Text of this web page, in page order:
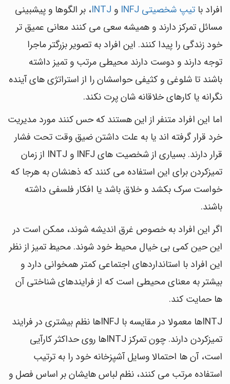
افراد با تیپ شخصیتی INFJ و INTJ، بر الگوها و پیشبینی
مسائل تمرکز دارند و همیشه سعی می کنند معانی عمیق تر
خود زندگی را پیدا کنند. این افراد به تصویر بزرگتر ماجرا
توجه دارند و دوست دارند محیطی مرتب و تمیز داشته
باشند تا شلوغی و کثیفی حواسشان را از استراتژی های آینده
نگرانه یا کارهای خلاقانه شان پرت نکند.
اما این افراد متنفر از این هستند که حس کنند مورد مدیریت
خرد قرار گرفته اند یا به علت داشتن ضیق وقت تحت فشار
قرار دارند. بسیاری از شخصیت های INFJ و INTJ از زمان
تمیزکردن برای این استفاده می کنند که ذهنشان به هرجا که
خواست سرک بکشد و خلاق باشد یا افکار فلسفی داشته
باشند.
اگر این افراد به خصوص غرق اندیشه شوند، ممکن است در
این حین کمی بی خیال محیط خود شوند. محیط تمیز از نظر
این افراد با استانداردهای اجتماعی کمتر همخوانی دارد و
بیشتر به معنای محیطی است که از فرایندهای شناختی آن
ها حمایت کند.
INTJها معمولا در مقایسه با INFJها نظم بیشتری در فرایند
تمیزکردن دارند. چون تمرکز INTJها روی حداکثر کارآیی
است، آن ها احتمالا وسایل آشپزخانه خود را به ترتیب
استفاده مرتب می کنند، نظم لباس هایشان بر اساس فصل و